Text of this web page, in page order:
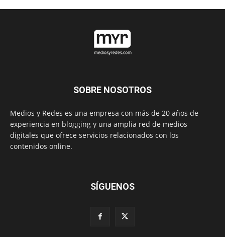
SOBRE NOSOTROS
Medios y Redes es una empresa con más de 20 años de
experiencia en blogging y una amplia red de medios
digitales que ofrece servicios relacionados con los
contenidos online.
SÍGUENOS